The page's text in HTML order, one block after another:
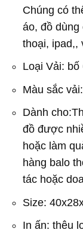
Chúng có
áo, đồ dùng
thoại,
Loại Vải: bố
Màu sắc
Dành
đồ được
hoặc làm
hàng balo
tác hoặc
Size:
In ấn: thêu